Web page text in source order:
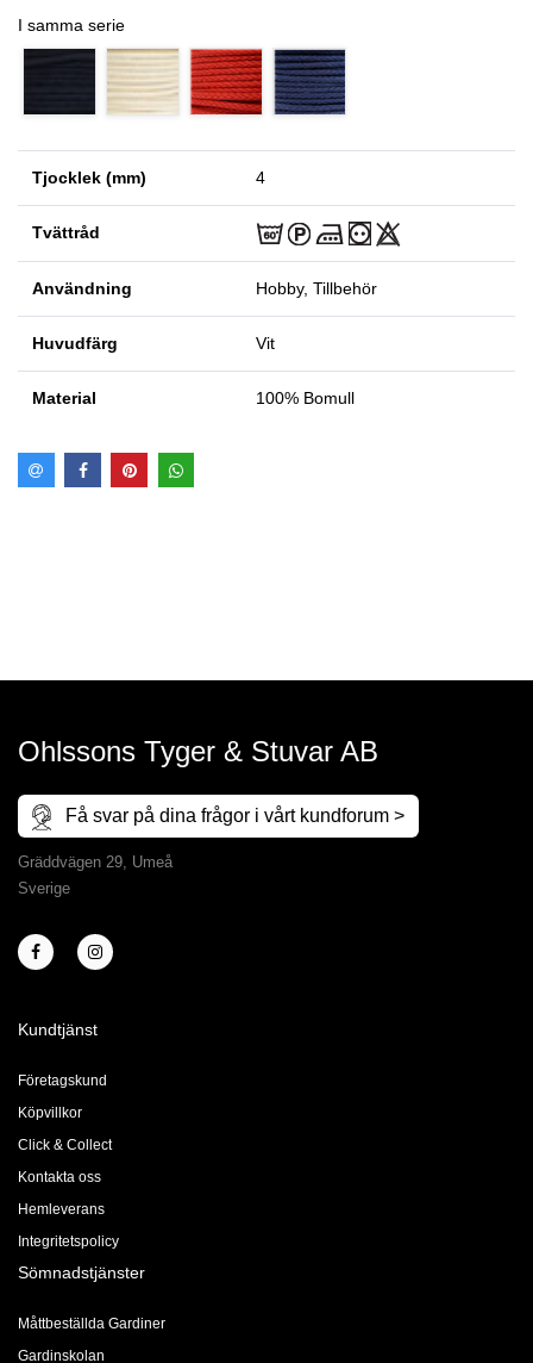
I samma serie
Tjocklek (mm) 4
Tvättråd
Användning Hobby, Tillbehör
Huvudfärg Vit
Material 100% Bomull
Ohlssons Tyger & Stuvar AB
Få svar på dina frågor i vårt kundforum >
Gräddvägen 29, Umeå
Sverige
Kundtjänst
Företagskund
Köpvillkor
Click & Collect
Kontakta oss
Hemleverans
Integritetspolicy
Sömnadstjänster
Måttbeställda Gardiner
Gardinskolan